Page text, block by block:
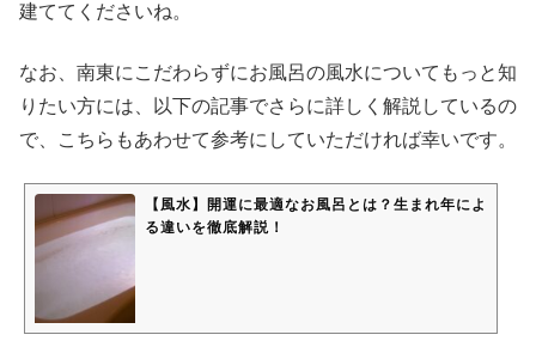
建ててくださいね。
なお、南東にこだわらずにお風呂の風水についてもっと知
りたい方には、以下の記事でさらに詳しく解説しているの
で、こちらもあわせて参考にしていただければ幸いです。
【風水】開運に最適なお風呂とは？生まれ年によ
る違いを徹底解説！